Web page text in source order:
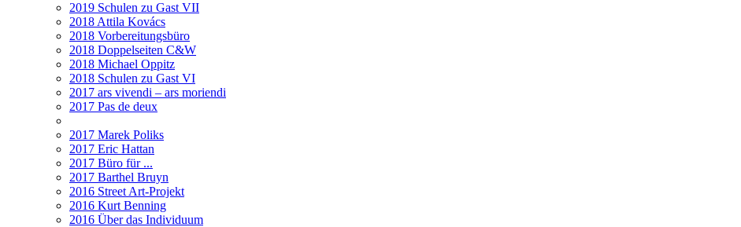
2019 Schulen zu Gast VII
2018 Attila Kovács
2018 Vorbereitungsbüro
2018 Doppelseiten C&W
2018 Michael Oppitz
2018 Schulen zu Gast VI
2017 ars vivendi – ars moriendi
2017 Pas de deux
2017 Marek Poliks
2017 Eric Hattan
2017 Büro für ...
2017 Barthel Bruyn
2016 Street Art-Projekt
2016 Kurt Benning
2016 Über das Individuum